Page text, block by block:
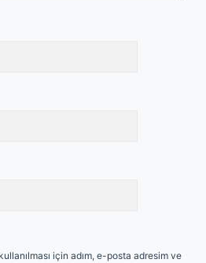
için adım, e-posta adresim ve